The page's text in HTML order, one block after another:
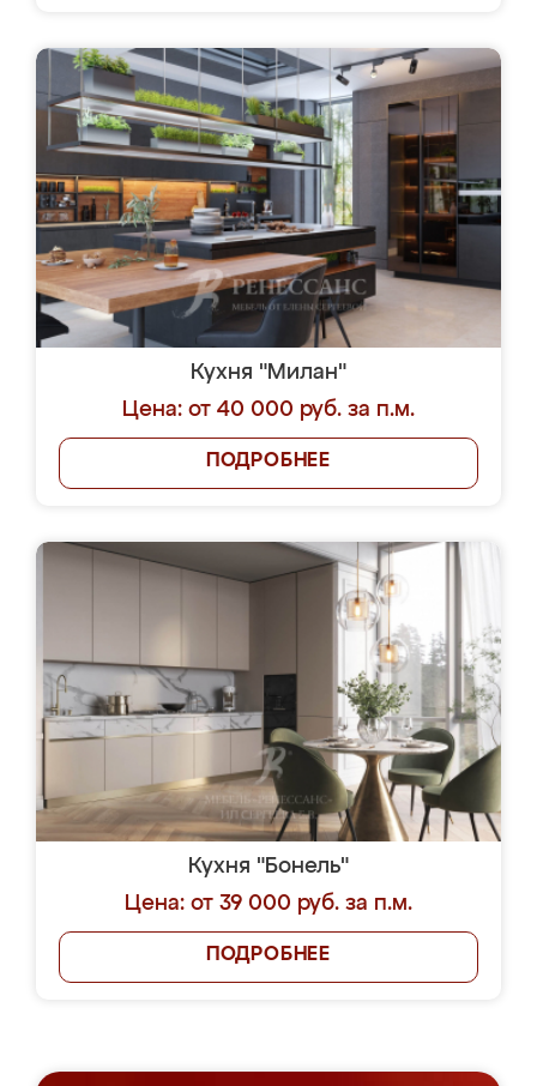
Кухня "Милан"
Цена: от 40 000 руб. за п.м.
ПОДРОБНЕЕ
Кухня "Бонель"
Цена: от 39 000 руб. за п.м.
ПОДРОБНЕЕ